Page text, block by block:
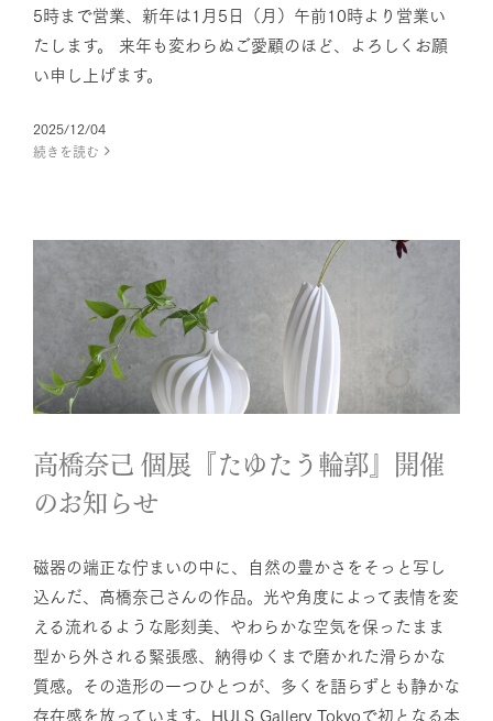
5時まで営業、新年は1月5日（月）午前10時より営業い
たします。 来年も変わらぬご愛顧のほど、よろしくお願
い申し上げます。
2025/12/04
続きを読む
高橋奈己 個展『たゆたう輪郭』
開催のお知らせ
News
高橋奈己 個展『たゆたう輪郭』開催
のお知らせ
磁器の端正な佇まいの中に、自然の豊かさをそっと写し
込んだ、高橋奈己さんの作品。光や角度によって表情を変
える流れるような彫刻美、やわらかな空気を保ったまま
型から外される緊張感、納得ゆくまで磨かれた滑らかな
質感。その造形の一つひとつが、多くを語らずとも静かな
存在感を放っています。HULS Gallery Tokyoで初となる本